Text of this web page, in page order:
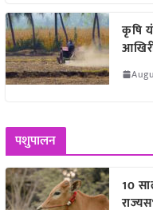
कृषि
पशुपालन
10